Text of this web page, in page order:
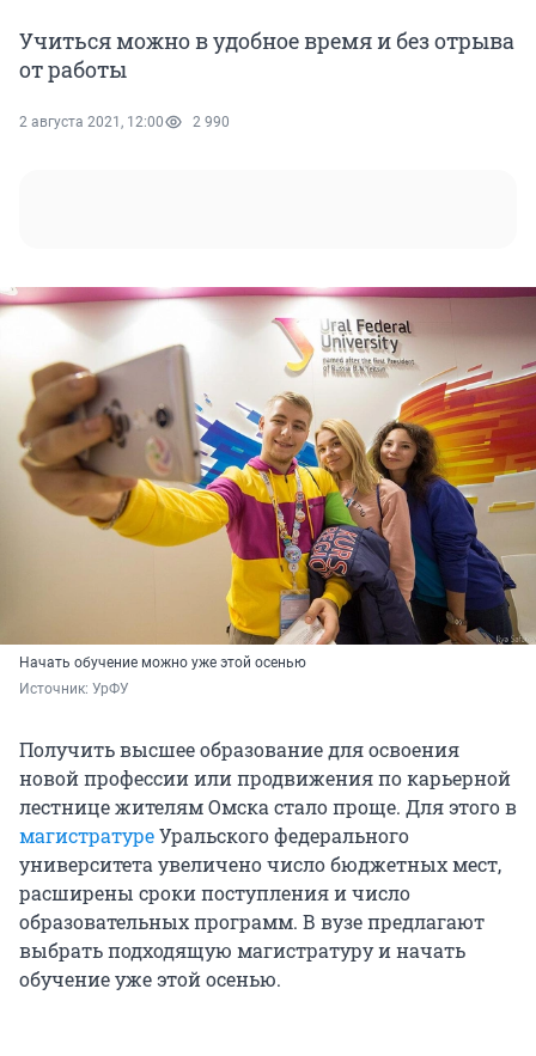
Учиться можно в удобное время и без отрыва
от работы
2 августа 2021, 12:00 2 990
Начать обучение можно уже этой осенью
Источник: УрФУ
Получить высшее образование для освоения
новой профессии или продвижения по карьерной
лестнице жителям Омска стало проще. Для этого в
магистратуреУральского федерального
университета увеличено число бюджетных мест,
расширены сроки поступления и число
образовательных программ. В вузе предлагают
выбрать подходящую магистратуру и начать
обучение уже этой осенью.